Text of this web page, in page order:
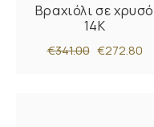
Βραχιόλι σε χρυσό
14Κ
€341.00 €272.80